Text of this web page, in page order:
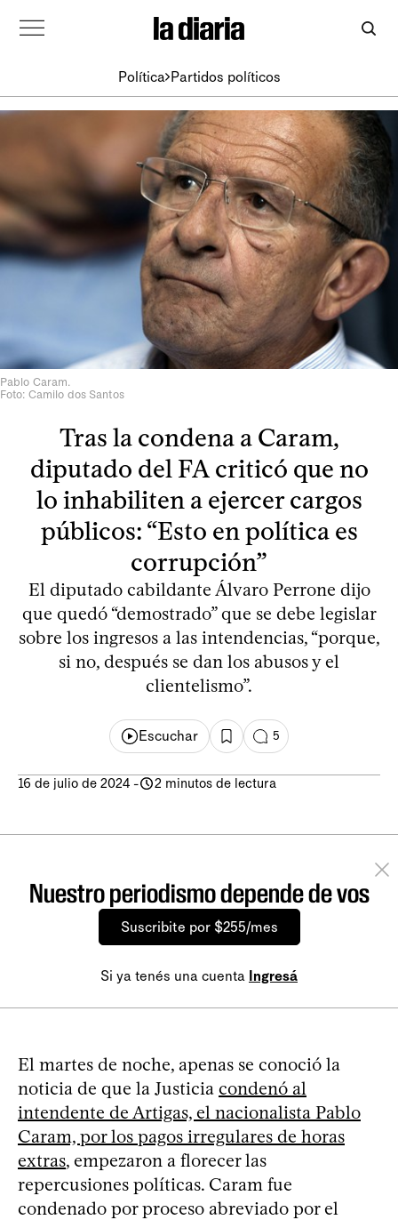
Política Partidos políticos
Pablo Caram.
Foto: Camilo dos Santos
Tras la condena a Caram,
diputado del FA criticó que no
lo inhabiliten a ejercer cargos
públicos: “Esto en política es
corrupción”
El diputado cabildante Álvaro Perrone dijo
que quedó “demostrado” que se debe legislar
sobre los ingresos a las intendencias, “porque,
si no, después se dan los abusos y el
clientelismo”.
Escuchar 5
16 de julio de 2024 - 2 minutos de lectura
Nuestro periodismo depende de vos
Suscribite por $255/mes
Si ya tenés una cuenta Ingresá
El martes de noche, apenas se conoció la
noticia de que la Justicia condenó al
intendente de Artigas, el nacionalista Pablo
Caram, por los pagos irregulares de horas
extras, empezaron a florecer las
repercusiones políticas. Caram fue
condenado por proceso abreviado por el